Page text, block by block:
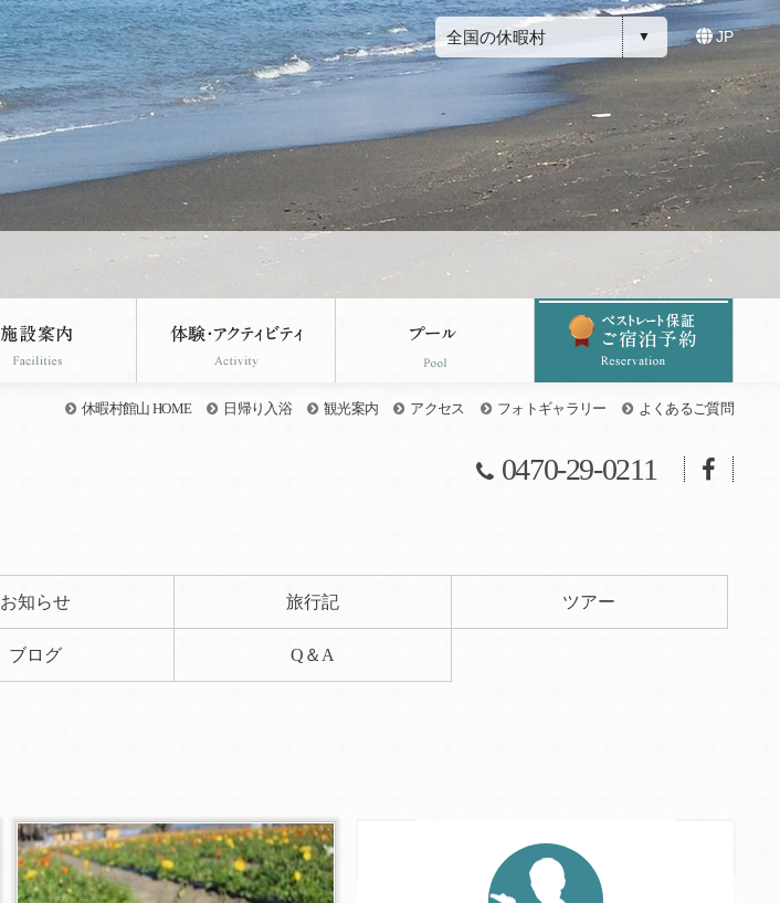
全国の休暇村 JP
休暇村館山 HOME 日帰り入浴 観光案内 アクセス フォトギャラリー よくあるご質問
0470-29-0211
お知らせ 旅行記 ツアー
ブログ Q＆A